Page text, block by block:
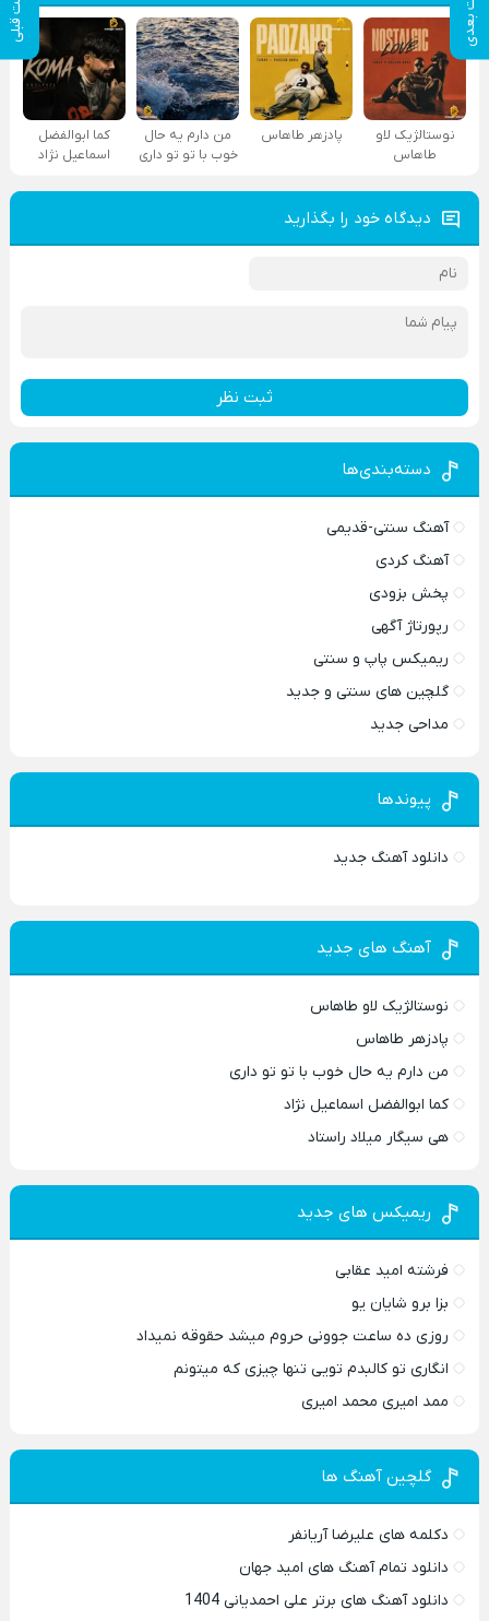
پست قبلی
نوستالژیک لاو
طاهاس
پادزهر طاهاس
من دارم یه حال
خوب با تو تو داری
کما ابوالفضل
اسماعیل نژاد
دیدگاه خود را بگذارید
ثبت نظر
دسته‌بندی‌ها
آهنگ سنتی-قدیمی
آهنگ کردی
پخش بزودی
رپورتاژ آگهی
ریمیکس پاپ و سنتی
گلچین های سنتی و جدید
مداحی جدید
پیوندها
دانلود آهنگ جدید
آهنگ های جدید
نوستالژیک لاو طاهاس
پادزهر طاهاس
من دارم یه حال خوب با تو تو داری
کما ابوالفضل اسماعیل نژاد
هی سیگار میلاد راستاد
ریمیکس های جدید
فرشته امید عقابی
بزا برو شایان یو
روزی ده ساعت جوونی حروم میشد حقوقه نمیداد
انگاری تو کالبدم تویی تنها چیزی که میتونم
ممد امیری محمد امیری
گلچین آهنگ ها
دکلمه های علیرضا آریانفر
دانلود تمام آهنگ های امید جهان
دانلود آهنگ های برتر علی احمدیانی 1404